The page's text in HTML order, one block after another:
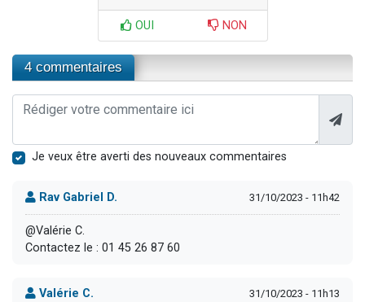
OUI NON
4 commentaires
Je veux être averti des nouveaux commentaires
Rav Gabriel D. 31/10/2023 - 11h42
@Valérie C.
Contactez le : 01 45 26 87 60
Valérie C. 31/10/2023 - 11h13